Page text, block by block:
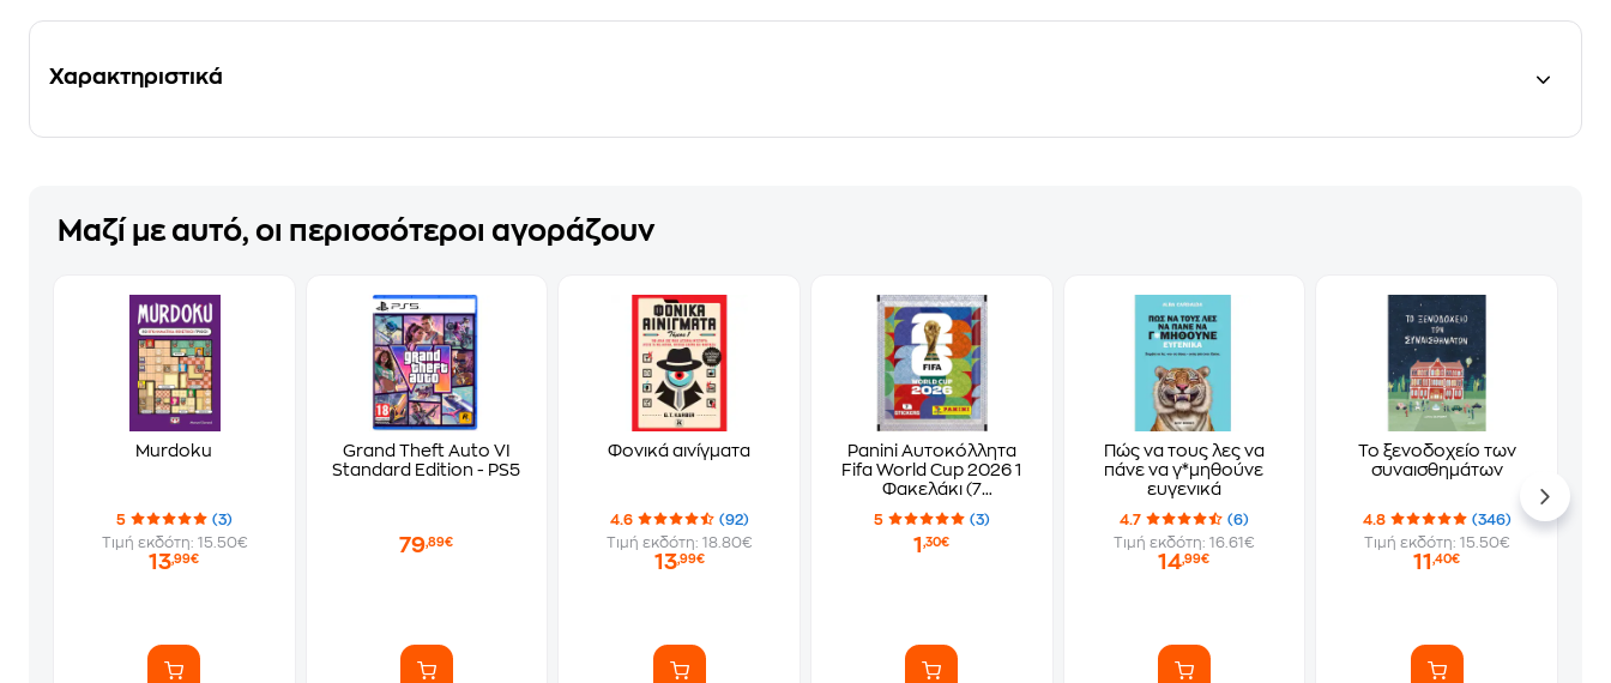
Χαρακτηριστικά
Μαζί με αυτό, οι περισσότεροι αγοράζουν
Murdoku
5
(3)
Τιμή εκδότη: 15.50€
13,99€
Grand Theft Auto VI
Standard Edition - PS5
79,89€
Φονικά αινίγματα
4.6
(92)
Τιμή εκδότη: 18.80€
13,99€
Panini Αυτοκόλλητα
Fifa World Cup 2026 1
Φακελάκι (7
5 (3)
1,30€
Πώς να τους λες να
πάνε να γ*μηθούνε
ευγενικά
4.7
(6)
Τιμή εκδότη: 16.61€
14,99€
Το ξενοδοχείο των
συναισθημάτων
4.8
(346)
Τιμή εκδότη: 15.50€
11,40€